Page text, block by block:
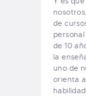
de
de 10
la
uno de
orienta